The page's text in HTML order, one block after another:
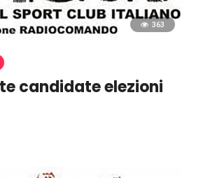
363
candidate elezioni